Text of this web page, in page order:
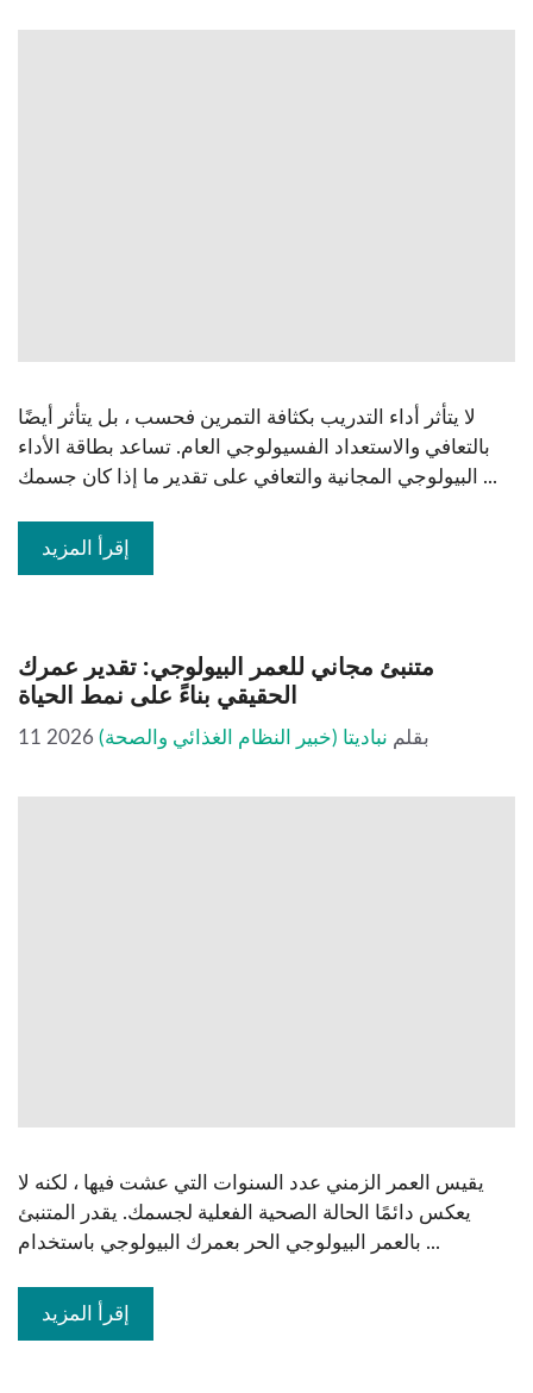
لا يتأثر أداء التدريب بكثافة التمرين فحسب ، بل يتأثر أيضًا
بالتعافي والاستعداد الفسيولوجي العام. تساعد بطاقة الأداء
البيولوجي المجانية والتعافي على تقدير ما إذا كان جسمك ...
إقرأ المزيد
متنبئ مجاني للعمر البيولوجي: تقدير عمرك
الحقيقي بناءً على نمط الحياة
11 2026 بقلم نباديتا (خبير النظام الغذائي والصحة)
يقيس العمر الزمني عدد السنوات التي عشت فيها ، لكنه لا
يعكس دائمًا الحالة الصحية الفعلية لجسمك. يقدر المتنبئ
بالعمر البيولوجي الحر بعمرك البيولوجي باستخدام ...
إقرأ المزيد